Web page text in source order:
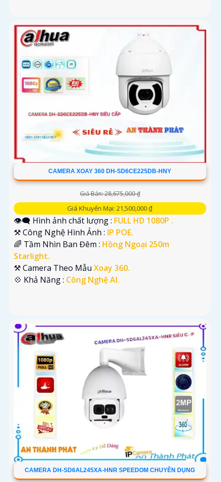
CAMERA XOAY 360 DH-SD6CE225DB-HNY
Giá Bán: 28,675,000 ₫
Giá Khuyến Mại: 21,500,000 ₫
👁️‍🗨 Hình ảnh chất lượng : FULL HD 1080P .
⚒ Công Nghệ Hình Ảnh : IP POE.
🌈 Tầm Nhìn Ban Đêm : Hồng Ngoại 250m
Starlight.
⚒ Camera Theo Mẫu Xoay 360.
️💠 Khả Năng : Công Nghệ AI.
CAMERA DH-SD6AL245XA-HNR SPEEDOM CHUYÊN DỤNG